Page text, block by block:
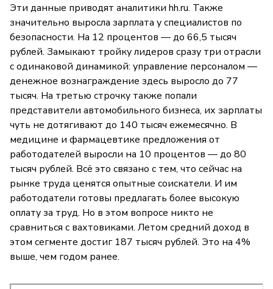
Эти данные приводят аналитики hh.ru. Также
значительно выросла зарплата у специалистов по
безопасности. На 12 процентов — до 66,5 тысяч
рублей. Замыкают тройку лидеров сразу три отрасли
с одинаковой динамикой: управление персоналом —
денежное вознаграждение здесь выросло до 77
тысяч. На третью строчку также попали
представители автомобильного бизнеса, их зарплаты
чуть не дотягивают до 140 тысяч ежемесячно. В
медицине и фармацевтике предложения от
работодателей выросли на 10 процентов — до 80
тысяч рублей. Всё это связано с тем, что сейчас на
рынке труда ценятся опытные соискатели. И им
работодатели готовы предлагать более высокую
оплату за труд. Но в этом вопросе никто не
сравниться с вахтовиками. Летом средний доход в
этом сегменте достиг 187 тысяч рублей. Это на 4%
выше, чем годом ранее.